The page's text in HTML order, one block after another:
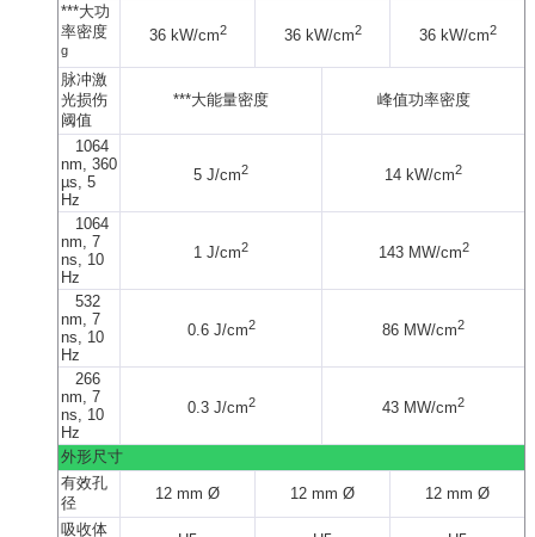
***大功
率密度
g
36 kW/cm2 36 kW/cm2 36 kW/cm2
脉冲激
光损伤
阈值
***大能量密度 峰值功率密度
1064
nm, 360
µs, 5
Hz
5 J/cm2 14 kW/cm2
1064
nm, 7
ns, 10
Hz
1 J/cm2 143 MW/cm2
532
nm, 7
ns, 10
Hz
0.6 J/cm2 86 MW/cm2
266
nm, 7
ns, 10
Hz
0.3 J/cm2 43 MW/cm2
外形尺寸
有效孔
径
12 mm Ø 12 mm Ø
12 mm Ø
吸收体